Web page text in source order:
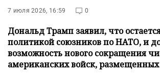
7 июля 2026, 16:59 0
Дональд Трамп заявил, что
политикой союзников по НАТО, и
возможность нового сокращения
американских войск, размещенных